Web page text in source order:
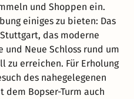
und Shoppen ein.
einiges zu bieten: Das
das moderne
und Neue Schloss rund um
zu erreichen. Für Erholung
des nahegelegenen
dem Bopser-Turm auch